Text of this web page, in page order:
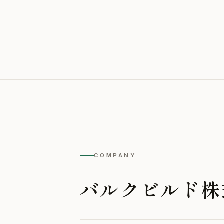
COMPANY
バルクビルド